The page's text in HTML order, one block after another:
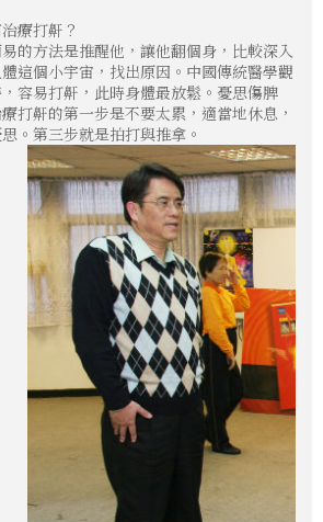
療打鼾？
的方法是推醒他，讓他翻個身，比較深入
這個小宇宙，找出原因。中國傳統醫學觀
容易打鼾，此時身體最放鬆。憂思傷脾
打鼾的第一步是不要太累，適當地休息，
。第三步就是拍打與推拿。